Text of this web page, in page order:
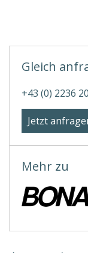
Mehr zu
Gleich
+43 (0) 2236
Jetzt